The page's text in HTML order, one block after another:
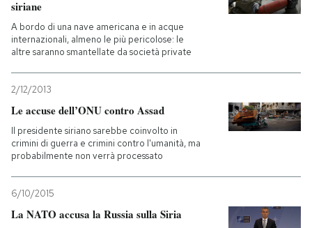
siriane
A bordo di una nave americana e in acque
internazionali, almeno le più pericolose: le
altre saranno smantellate da società private
2/12/2013
Le accuse dell’ONU contro Assad
Il presidente siriano sarebbe coinvolto in
crimini di guerra e crimini contro l'umanità, ma
probabilmente non verrà processato
6/10/2015
La NATO accusa la Russia sulla Siria